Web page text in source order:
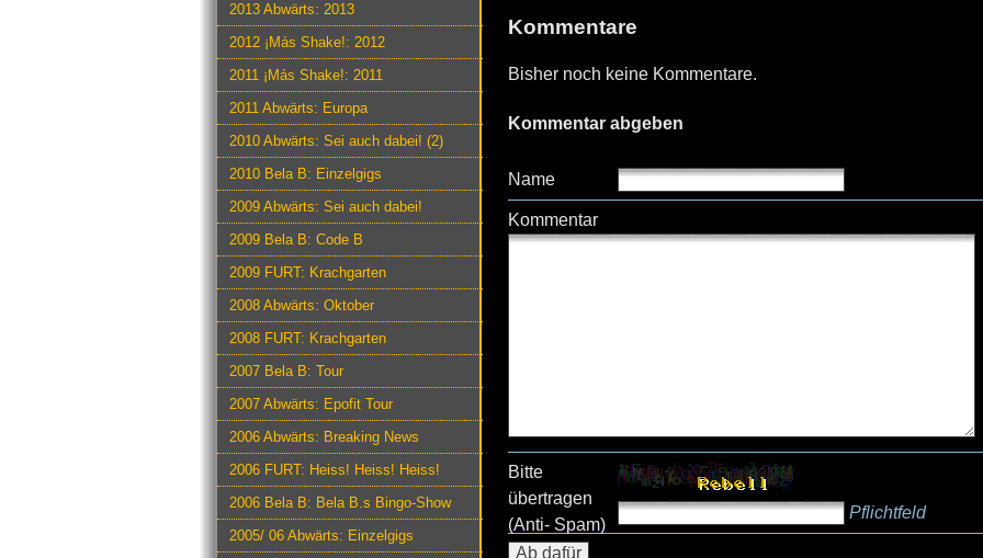
2013 Abwärts: 2013
2012 ¡Más Shake!: 2012
2011 ¡Más Shake!: 2011
2011 Abwärts: Europa
2010 Abwärts: Sei auch dabei! (2)
2010 Bela B: Einzelgigs
2009 Abwärts: Sei auch dabei!
2009 Bela B: Code B
2009 FURT: Krachgarten
2008 Abwärts: Oktober
2008 FURT: Krachgarten
2007 Bela B: Tour
2007 Abwärts: Epofit Tour
2006 Abwärts: Breaking News
2006 FURT: Heiss! Heiss! Heiss!
2006 Bela B: Bela B.s Bingo-Show
2005/ 06 Abwärts: Einzelgigs
Kommentare
Bisher noch keine Kommentare.
Kommentar abgeben
Name
Kommentar
Bitte
übertragen
(Anti- Spam)
Pflichtfeld